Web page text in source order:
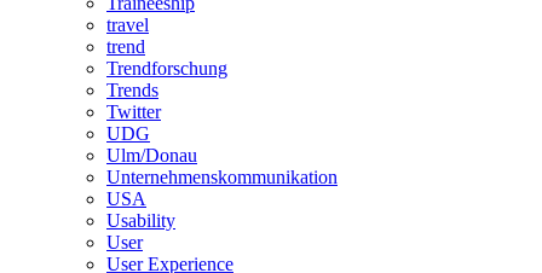
travel
trend
Trendforschung
Trends
Twitter
UDG
Ulm/Donau
Unternehmenskommunikation
USA
Usability
User
User Experience